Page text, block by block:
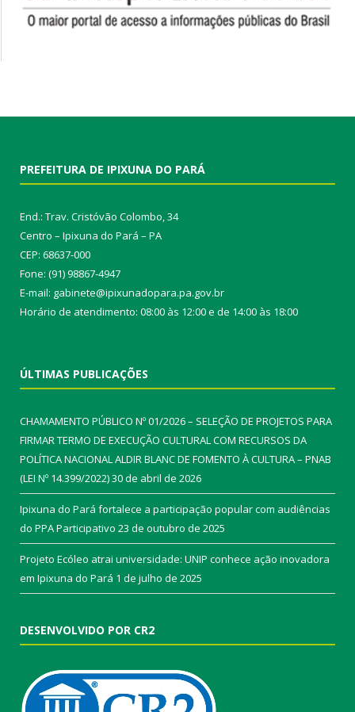
PREFEITURA DE IPIXUNA DO PARÁ
End.: Trav. Cristóvão Colombo, 34
Centro – Ipixuna do Pará – PA
CEP: 68637-000
Fone: (91) 98867-4947
E-mail: gabinete@ipixunadopara.pa.gov.br
Horário de atendimento: 08:00 às 12:00 e de 14:00 às 18:00
ÚLTIMAS PUBLICAÇÕES
CHAMAMENTO PÚBLICO Nº 01/2026 – SELEÇÃO DE PROJETOS PARA
FIRMAR TERMO DE EXECUÇÃO CULTURAL COM RECURSOS DA
POLÍTICA NACIONAL ALDIR BLANC DE FOMENTO À CULTURA – PNAB
(LEI Nº 14.399/2022)30 de abril de 2026
Ipixuna do Pará fortalece a participação popular com audiências
do PPA Participativo 23 de outubro de 2025
Projeto Ecóleo atrai universidade: UNIP conhece ação inovadora
em Ipixuna do Pará 1 de julho de 2025
DESENVOLVIDO POR CR2